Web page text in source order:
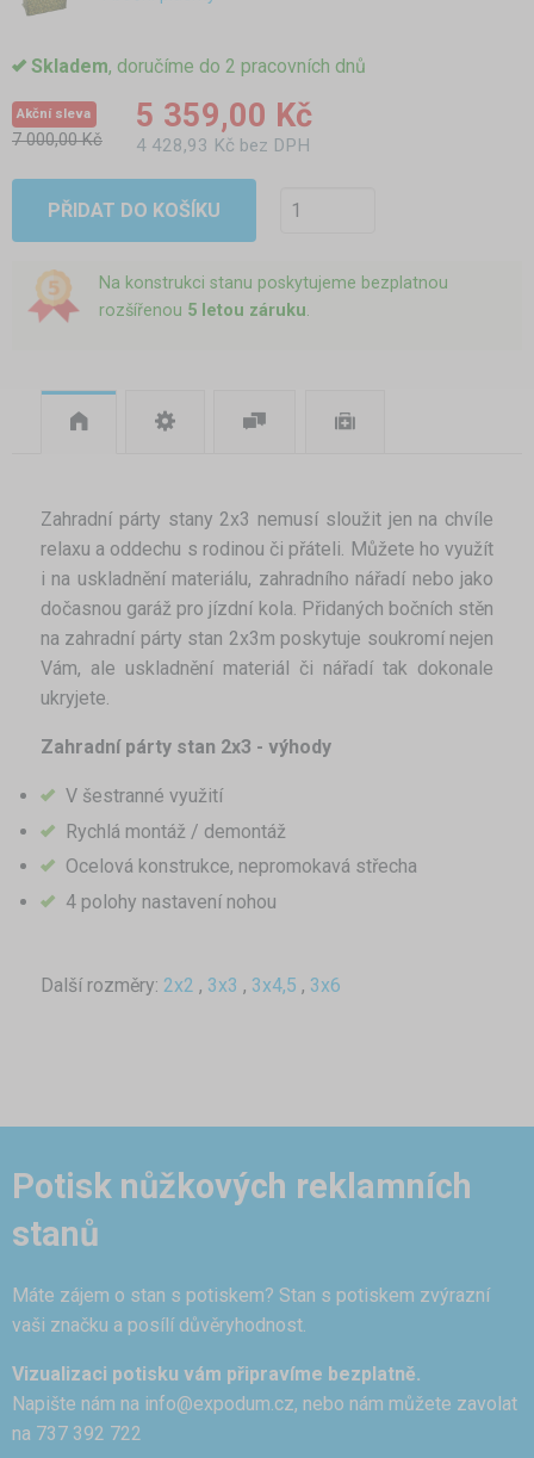
Skladem, doručíme do 2 pracovních dnů
Akční sleva
7 000,00 Kč
5 359,00 Kč
4 428,93 Kč bez DPH
PŘIDAT DO KOŠÍKU
Na konstrukci stanu poskytujeme bezplatnou
rozšířenou 5 letou záruku.
Zahradní párty stany 2x3 nemusí sloužit jen na chvíle
relaxu a oddechu s rodinou či přáteli. Můžete ho využít
i na uskladnění materiálu, zahradního nářadí nebo jako
dočasnou garáž pro jízdní kola. Přidaných bočních stěn
na zahradní párty stan 2x3m poskytuje soukromí nejen
Vám, ale uskladnění materiál či nářadí tak dokonale
ukryjete.
Zahradní párty stan 2x3 - výhody
V šestranné využití
Rychlá montáž / demontáž
Ocelová konstrukce, nepromokavá střecha
4 polohy nastavení nohou
Další rozměry: 2x2 , 3x3 , 3x4,5 , 3x6
Potisk nůžkových reklamních
stanů
Máte zájem o stan s potiskem? Stan s potiskem zvýrazní
vaši značku a posílí důvěryhodnost.
Vizualizaci potisku vám připravíme bezplatně.
Napište nám na info@expodum.cz, nebo nám můžete zavolat
na 737 392 722